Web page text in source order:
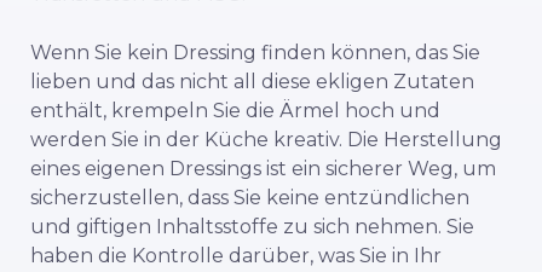
Wenn Sie kein Dressing finden können, das Sie
lieben und das nicht all diese ekligen Zutaten
enthält, krempeln Sie die Ärmel hoch und
werden Sie in der Küche kreativ. Die Herstellung
eines eigenen Dressings ist ein sicherer Weg, um
sicherzustellen, dass Sie keine entzündlichen
und giftigen Inhaltsstoffe zu sich nehmen. Sie
haben die Kontrolle darüber, was Sie in Ihr